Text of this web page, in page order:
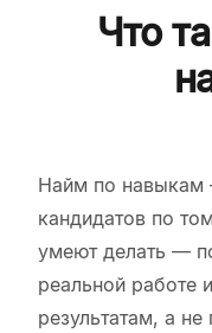
Что
Найм по навыкам
кандидатов по
умеют делать —
реальной работе
результатам, а